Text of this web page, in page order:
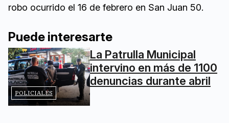
robo ocurrido el 16 de febrero en San Juan 50.
Puede interesarte
POLICIALES
La Patrulla Municipal
intervino en más de 1100
denuncias durante abril